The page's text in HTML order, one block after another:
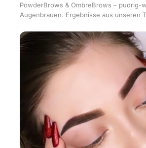
PowderBrows & OmbreBrows – pudrig-
Augenbrauen. Ergebnisse aus unseren